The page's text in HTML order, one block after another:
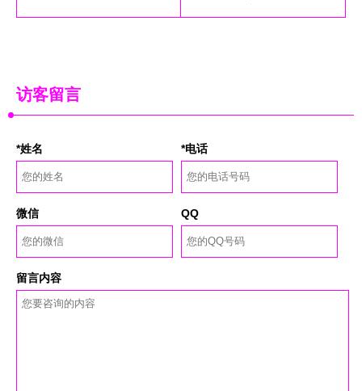
访客留言
*姓名 *电话
微信 QQ
留言内容